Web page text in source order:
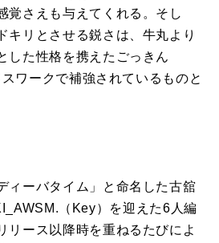
覚さえも与えてくれる。そし
キリとさせる鋭さは、牛丸より
した性格を携えたごっきん
ワークで補強されているものと
ィーバタイム」と命名した古舘
（Key）を迎えた6人編
リース以降時を重ねるたびによ